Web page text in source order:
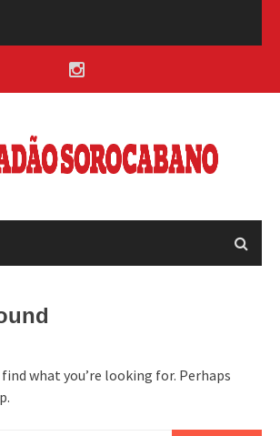
what you’re looking for. Perhaps